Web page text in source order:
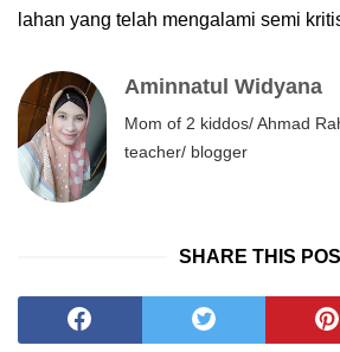
lahan yang telah mengalami semi
Aminnatul Widyana
Mom of 2 kiddos/ Ahmad
teacher/ blogger
SHARE THIS